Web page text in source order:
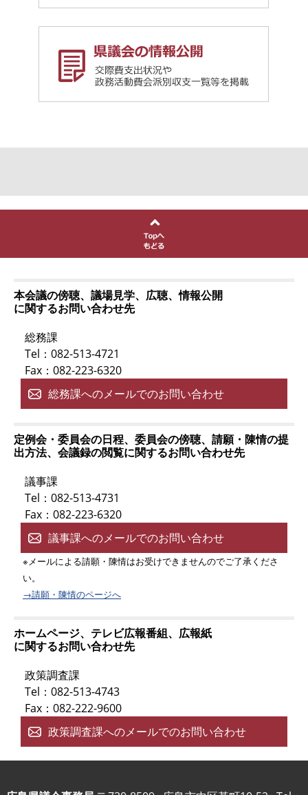
本会議の傍聴、議場見学、広聴、情報公開
に関するお問い合わせ先
総務課
Tel：082-513-4721
Fax：082-223-6320
総務課へのメールでのお問い合わせ
定例会・委員会の日程、委員会の傍聴、請願・陳情の提
出方法、会議録の閲覧に関するお問い合わせ先
議事課
Tel：082-513-4731
Fax：082-223-6320
議事課へのメールでのお問い合わせ
※メールによる請願・陳情はお受けできませんのでご了承くださ
い。
→請願・陳情のページへ
ホームページ、テレビ広報番組、広報紙
に関するお問い合わせ先
政策調査課
Tel：082-513-4743
Fax：082-222-9600
政策調査課へのメールでのお問い合わせ